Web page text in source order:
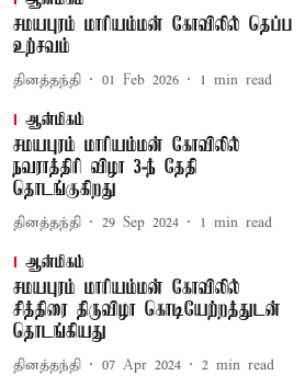
சமயபுரம் மாரியம்மன் கோவிலில் தெப்ப
உற்சவம்
தினத்தந்தி 01 Feb 2026 1 min read
ஆன்மிகம்
சமயபுரம் மாரியம்மன் கோவிலில்
நவராத்திரி விழா 3-ந் தேதி
தொடங்குகிறது
தினத்தந்தி 29 Sep 2024 1 min read
ஆன்மிகம்
சமயபுரம் மாரியம்மன் கோவிலில்
சித்திரை திருவிழா கொடியேற்றத்துடன்
தொடங்கியது
தினத்தந்தி 07 Apr 2024 2 min read